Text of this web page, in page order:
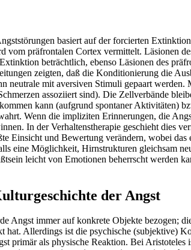
basiert auf der forcierten
vom präfrontalen Cortex vermittelt. Läsionen
beträchtlich, ebenso Läsionen des
zeigten, daß die Konditionierung die
neutrale mit aversiven Stimuli gepaart
assoziiert sind). Die Zellverbände
kann (aufgrund spontaner Aktivitäten)
Wenn die impliziten Erinnerungen, die
In der Verhaltenstherapie geschieht dies
Einsicht und Bewertung verändern, wobei
eine Möglichkeit, Hirnstrukturen gleichsam
leicht von Emotionen beherrscht werden
der Angst
Angst immer auf konkrete Objekte bezogen;
hat. Allerdings ist die psychische (subjektive)
primär als physische Reaktion. Bei